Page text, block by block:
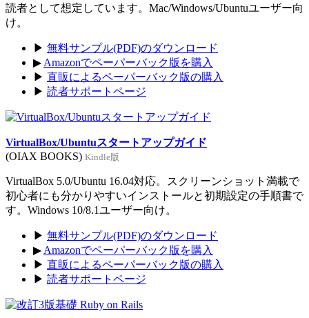
読者として想定しています。Mac/Windows/Ubuntuユーザー向
け。
▶ 無料サンプル(PDF)のダウンロード
▶ Amazonでペーパーバック版を購入
▶ 直販によるペーパーバック版の購入
▶ 読者サポートページ
VirtualBox/Ubuntuスタートアップガイド
(OIAX BOOKS) Kindle版
VirtualBox 5.0/Ubuntu 16.04対応。スクリーンショット満載で
初心者にも分かりやすいインストールと初期設定の手順書で
す。Windows 10/8.1ユーザー向け。
▶ 無料サンプル(PDF)のダウンロード
▶ Amazonでペーパーバック版を購入
▶ 直販によるペーパーバック版の購入
▶ 読者サポートページ